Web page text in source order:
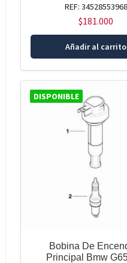
REF: 34528553968
$181.000
Añadir al carrito
DISPONIBLE
Bobina De
Principal Bmw